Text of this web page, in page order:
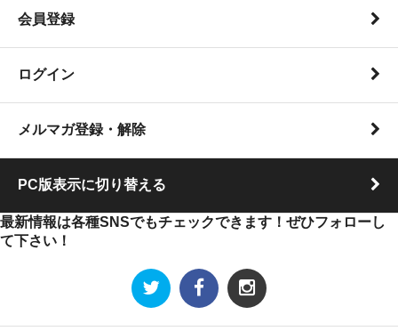
会員登録
ログイン
メルマガ登録・解除
PC版表示に切り替える
最新情報は各種SNSでもチェックできます！ぜひフォローし
て下さい！